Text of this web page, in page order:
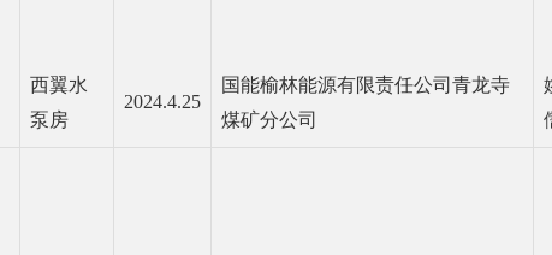
西翼水
泵房
2024.4.25
国能榆林能源有限责任公司青龙寺
煤矿分公司